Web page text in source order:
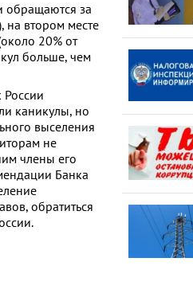
обращаются за
на втором месте
20% от
больше, чем
каникулы, но
выселения
не
члены его
Банка
обратиться